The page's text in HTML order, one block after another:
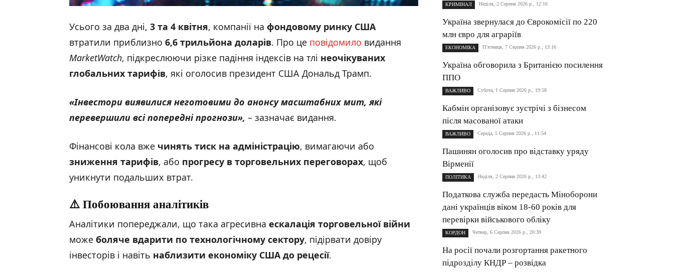
Усього за два дні, 3 та 4 квітня, компанії на фондовому ринку США
втратили приблизно 6,6 трильйона доларів. Про це повідомило видання
MarketWatch, підкреслюючи різке падіння індексів на тлі неочікуваних
глобальних тарифів, які оголосив президент США Дональд Трамп.
«Інвестори виявилися неготовими до анонсу масштабних мит, які
перевершили всі попередні прогнози», – зазначає видання.
Фінансові кола вже чинять тиск на адміністрацію, вимагаючи або
зниження тарифів, або прогресу в торговельних переговорах, щоб
уникнути подальших втрат.
⚠️ Побоювання аналітиків
Аналітики попереджали, що така агресивна ескалація торговельної війни
може боляче вдарити по технологічному сектору, підірвати довіру
інвесторів і навіть наблизити економіку США до рецесії.
КРИМІНАЛ Неділя, 2 Серпня 2026 р., 12:16
Україна звернулася до Єврокомісії по 220
млн євро для аграріїв
ЕКОНОМІКА П’ятниця, 7 Серпня 2026 р., 13:16
Україна обговорила з Британією посилення
ППО
ВАЖЛИВО Субота, 1 Серпня 2026 р., 19:58
Кабмін організовує зустрічі з бізнесом
після масованої атаки
ВАЖЛИВО Середа, 5 Серпня 2026 р., 11:54
Пашинян оголосив про відставку уряду
Вірменії
ПОЛІТИКА Неділя, 2 Серпня 2026 р., 13:42
Податкова служба передасть Міноборони
дані українців віком 18-60 років для
перевірки військового обліку
КОРДОН Четвер, 6 Серпня 2026 р., 20:39
На росії почали розгортання ракетного
підрозділу КНДР – розвідка